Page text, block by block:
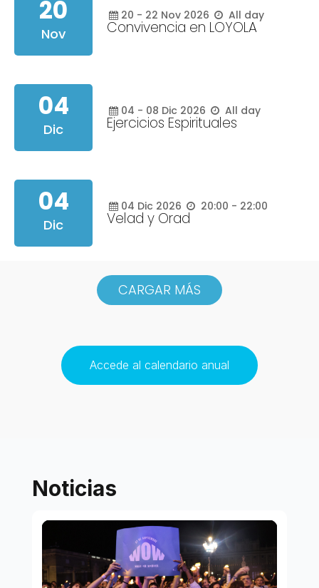
20
Nov
20 - 22 Nov 2026 All day
Convivencia en LOYOLA
04
Dic
04 - 08 Dic 2026 All day
Ejercicios Espirituales
04
Dic
04 Dic 2026 20:00 - 22:00
Velad y Orad
CARGAR MÁS
Accede al calendario anual
Noticias